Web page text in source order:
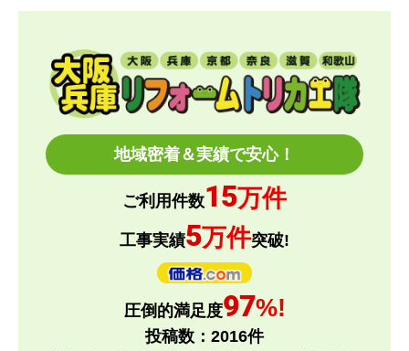
【その他感想・コメント】
工事日の都合が悪くなったためリスケをお願いした
ところ
快く対応していただきました。やりとりもスムーズ
でした。
とどーーんさん
ショップからの連絡や対応は適切でしたか？
地域密着＆実績で安心！
ご利用件数15万件
工事実績5万件突破!
圧倒的満足度97%!
投稿数： 2016件